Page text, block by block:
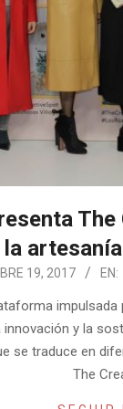
19, 2017 EN:
y la
se traduce en
The